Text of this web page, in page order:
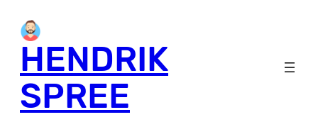
content
HENDRIK
SPREE